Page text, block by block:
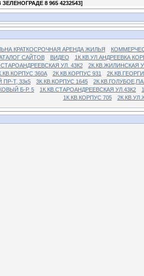
8 965 4232543]
КРАТКОСРОЧНАЯ АРЕНДА ЖИЛЬЯ
САЙТОВ ВИДЕО
1К.КВ.УЛ.АНДРЕЕВКА
УЛ. 43К2
2К.КВ.ЖИЛИНСКАЯ
360А 2К.КВ.КОРПУС 931
ПР-Т, 33к5
3К.КВ.КОРПУС 1645
Б-Р. 5
1К.КВ.СТАРОАНДРЕЕВСКАЯ УЛ.43К2
1К.КВ.КОРПУС 705